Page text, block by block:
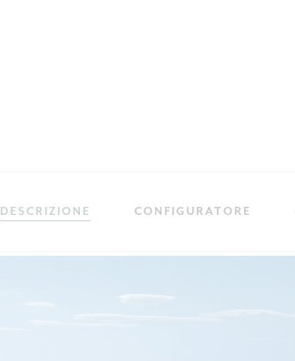
DESCRIZIONE CONFIGURATORE